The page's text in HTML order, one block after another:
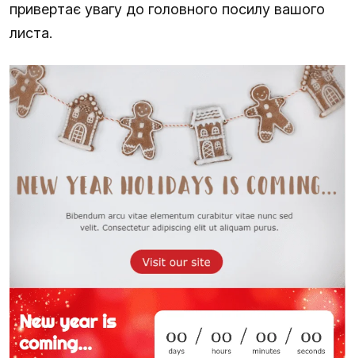
привертає увагу до головного посилу вашого
листа.